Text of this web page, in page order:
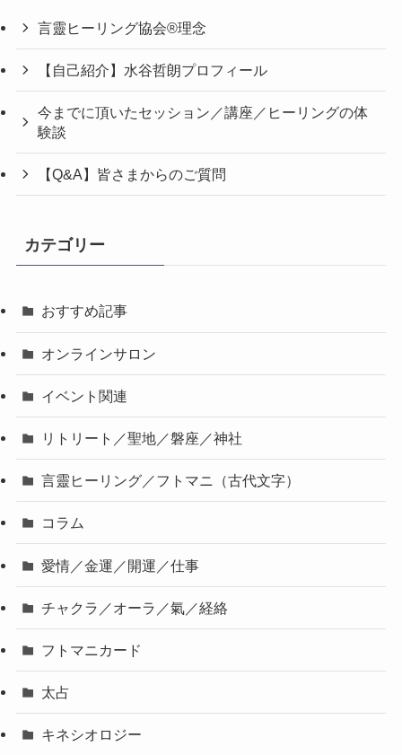
言靈ヒーリング協会®理念
【自己紹介】水谷哲朗プロフィール
今までに頂いたセッション／講座／ヒーリングの体
験談
【Q&A】皆さまからのご質問
カテゴリー
おすすめ記事
オンラインサロン
イベント関連
リトリート／聖地／磐座／神社
言靈ヒーリング／フトマニ（古代文字）
コラム
愛情／金運／開運／仕事
チャクラ／オーラ／氣／経絡
フトマニカード
太占
キネシオロジー